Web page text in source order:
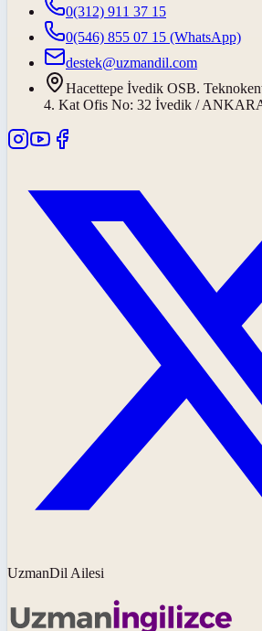
0(312) 911 37 15
0(546) 855 07 15 (WhatsApp)
destek@uzmandil.com
Hacettepe İvedik OSB.
4. Kat Ofis No: 32 İvedik /
UzmanDil Ailesi